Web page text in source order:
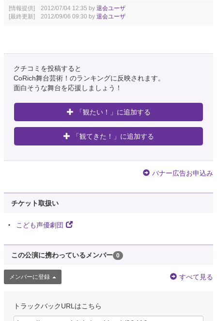
[情報提供] 2012/07/04 12:35 by 退会ユーザ
[最終更新] 2012/09/06 09:30 by 退会ユーザ
クチコミを投稿すると
CoRich舞台芸術！のランキングに反映されます。
面白そうな舞台を応援しましょう！
「観たい！」に追加する
「観てきた！」に追加する
バナー広告お申込み
チケット取扱い
こども声優劇団
この公演に携わっているメンバー 0
メンバーに登録 すべて見る
トラックバックURLはこちら